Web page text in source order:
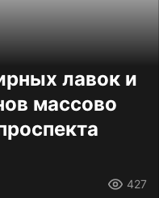
лавок и
массово
427